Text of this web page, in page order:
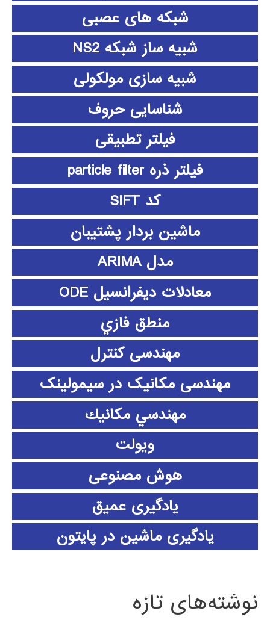
شبکه های عصبی
شبیه ساز شبکه NS2
شبیه سازی مولکولی
شناسایی حروف
فیلتر تطبیقی
فیلتر ذره particle filter
کد SIFT
ماشین بردار پشتیبان
مدل ARIMA
معادلات دیفرانسیل ODE
منطق فازي
مهندسی کنترل
مهندسی مکانیک در سیمولینک
مهندسي مكانيك
ویولت
هوش مصنوعی
یادگیری عمیق
یادگیری ماشین در پایتون
نوشته‌های تازه